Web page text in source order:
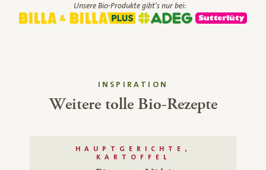
Unsere Bio-Produkte gibt's nur bei:
INSPIRATION
Weitere tolle Bio-Rezepte
HAUPTGERICHTE,
KARTOFFEL